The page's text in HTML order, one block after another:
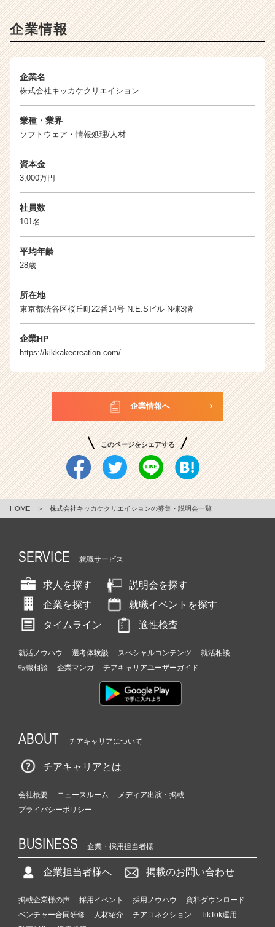
企業情報
企業名
株式会社キッカケクリエイション
業種・業界
ソフトウェア・情報処理/人材
資本金
3,000万円
社員数
101名
平均年齢
28歳
所在地
東京都渋谷区桜丘町22番14号 N.E.Sビル N棟3階
企業HP
https://kikkakecreation.com/
企業情報へ
このページをシェアする
HOME ＞ 株式会社キッカケクリエイションの募集・説明会一覧
SERVICE 就職サービス
求人を探す
説明会を探す
企業を探す
就職イベントを探す
タイムライン
適性検査
就活ノウハウ 選考体験談 スペシャルコンテンツ
就活相談
転職相談
企業マンガ チアキャリアユーザーガイド
ABOUT チアキャリアについて
チアキャリアとは
会社概要 ニュースルーム
メディア出演・掲載
プライバシーポリシー
BUSINESS 企業・採用担当者様
企業担当者様へ 掲載のお問い合わせ
掲載企業様の声 採用イベント 採用ノウハウ
資料ダウンロード
ベンチャー合同研修
人材紹介 チアコネクション
TikTok運用